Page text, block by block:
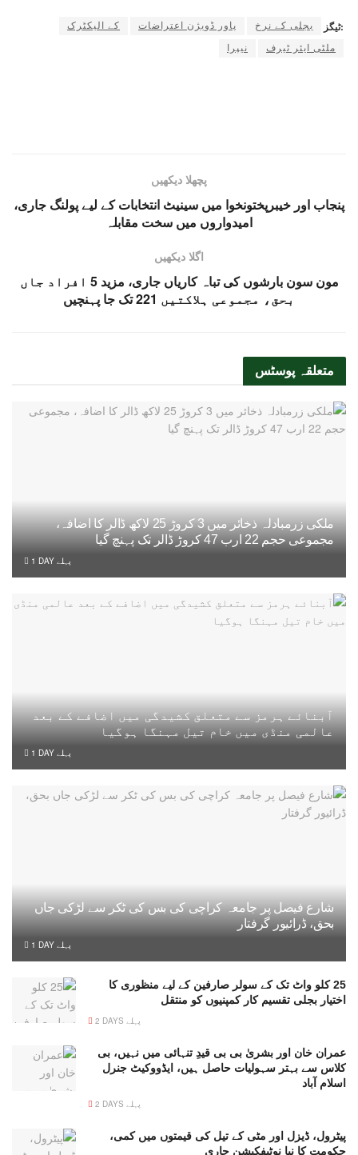
ٹیگز: بجلی کے نرخ پاور ڈویژن اعتراضات
کے الیکٹرک
ملٹی ایئر ٹیرف
نیپرا
پچھلا دیکھیں
پنجاب اور خیبرپختونخوا میں سینیٹ انتخابات کے لیے پولنگ جاری،
امیدواروں میں سخت مقابلہ
اگلا دیکھیں
مون سون بارشوں کی تباہ کاریاں جاری، مزید 5 افراد جاں
بحق، مجموعی ہلاکتیں 221 تک جا پہنچیں
متعلقہ پوسٹس
ملکی زرمبادلہ ذخائر میں 3 کروڑ 25 لاکھ ڈالر کا اضافہ،
مجموعی حجم 22 ارب 47 کروڑ ڈالر تک پہنچ گیا
1 DAY پہلے
آبنائے ہرمز سے متعلق کشیدگی میں اضافے کے بعد
عالمی منڈی میں خام تیل مہنگا ہوگیا
1 DAY پہلے
شارع فیصل پر جامعہ کراچی کی بس کی ٹکر سے لڑکی جاں
بحق، ڈرائیور گرفتار
1 DAY پہلے
25 کلو واٹ تک کے سولر صارفین کے لیے منظوری کا
اختیار بجلی تقسیم کار کمپنیوں کو منتقل
2 DAYS پہلے
عمران خان اور بشریٰ بی بی قیدِ تنہائی میں نہیں، بی
کلاس سے بہتر سہولیات حاصل ہیں، ایڈووکیٹ جنرل
اسلام آباد
2 DAYS پہلے
پیٹرول، ڈیزل اور مٹی کے تیل کی قیمتوں میں کمی،
حکومت کا نیا نوٹیفکیشن جاری